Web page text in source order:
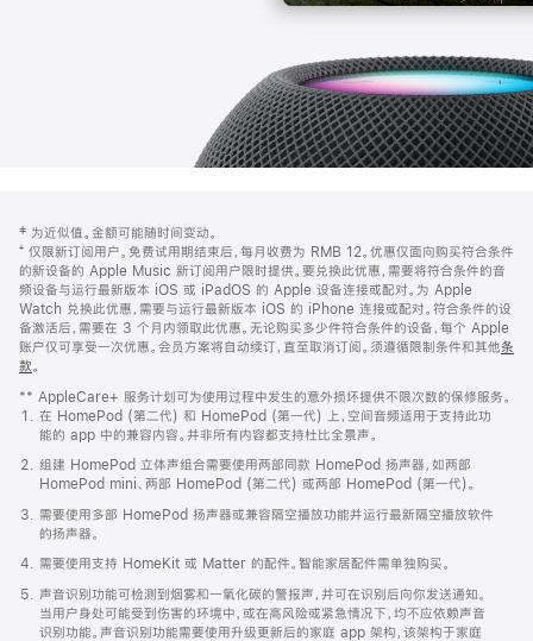
页
页
脚
注
‡ 为近似值。金额可能随时间变动。
⁺ 仅限新订阅用户。免费试用期结束后，每月收费为 RMB 12。优惠仅面向购买符合条件
的新设备的 Apple Music 新订阅用户限时提供。要兑换此优惠，需要将符合条件的音
频设备与运行最新版本 iOS 或 iPadOS 的 Apple 设备连接或配对。为 Apple
Watch 兑换此优惠，需要与运行最新版本 iOS 的 iPhone 连接或配对。符合条件的设
备激活后，需要在 3 个月内领取此优惠。无论购买多少件符合条件的设备，每个 Apple
账户仅可享受一次优惠。会员方案将自动续订，直至取消订阅。须遵循限制条件和其他条
款。
窗
口
中
打
开)
** AppleCare+ 服务计划可为使用过程中发生的意外损坏提供不限次数的保修服务。
在 HomePod (第二代) 和 HomePod (第一代) 上，空间音频适用于支持此功
能的 app 中的兼容内容。并非所有内容都支持杜比全景声。
组建 HomePod 立体声组合需要使用两部同款 HomePod 扬声器，如两部
HomePod mini、两部 HomePod (第二代) 或两部 HomePod (第一代)。
需要使用多部 HomePod 扬声器或兼容隔空播放功能并运行最新隔空播放软件
的扬声器。
需要使用支持 HomeKit 或 Matter 的配件。智能家居配件需单独购买。
声音识别功能可检测到烟雾和一氧化碳的警报声，并可在识别后向你发送通知。
当用户身处可能受到伤害的环境中，或在高风险或紧急情况下，均不应依赖声音
识别功能。声音识别功能需要使用升级更新后的家庭 app 架构，该架构于家庭